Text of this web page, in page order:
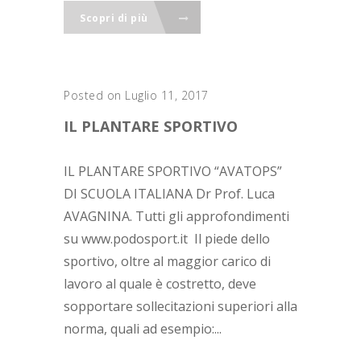
Scopri di più
Posted on Luglio 11, 2017
IL PLANTARE SPORTIVO
IL PLANTARE SPORTIVO “AVATOPS”
DI SCUOLA ITALIANA Dr Prof. Luca
AVAGNINA. Tutti gli approfondimenti
su www.podosport.it Il piede dello
sportivo, oltre al maggior carico di
lavoro al quale è costretto, deve
sopportare sollecitazioni superiori alla
norma, quali ad esempio:...